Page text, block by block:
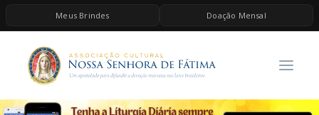
Meus Brindes Doação Mensal
HOME
A ASSOCIAÇÃO
CONTEÚDOS DE MARIA